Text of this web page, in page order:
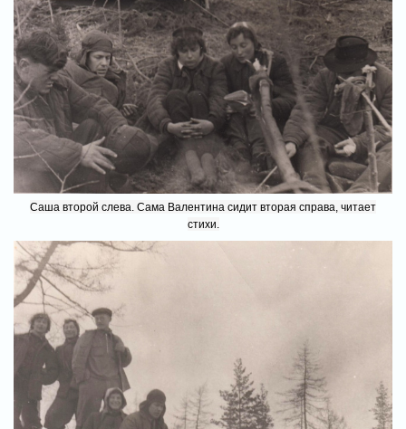
Саша второй слева. Сама Валентина сидит вторая справа, читает
стихи.